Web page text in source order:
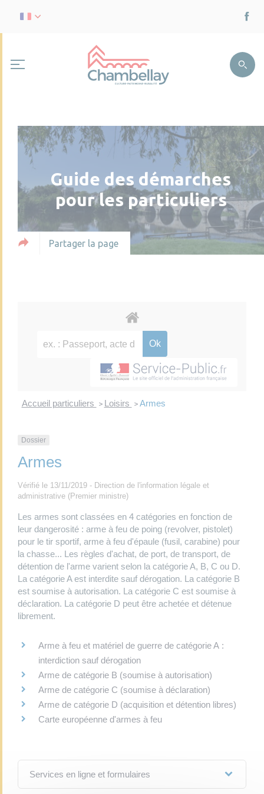
Guide des démarches
pour les particuliers
Partager la page
Accueil particuliers > Loisirs > Armes
Dossier
Armes
Vérifié le 13/11/2019 - Direction de l'information légale et
administrative (Premier ministre)
Les armes sont classées en 4 catégories en fonction de
leur dangerosité : arme à feu de poing (revolver, pistolet)
pour le tir sportif, arme à feu d'épaule (fusil, carabine) pour
la chasse... Les règles d'achat, de port, de transport, de
détention de l'arme varient selon la catégorie A, B, C ou D.
La catégorie A est interdite sauf dérogation. La catégorie B
est soumise à autorisation. La catégorie C est soumise à
déclaration. La catégorie D peut être achetée et détenue
librement.
Arme à feu et matériel de guerre de catégorie A :
interdiction sauf dérogation
Arme de catégorie B (soumise à autorisation)
Arme de catégorie C (soumise à déclaration)
Arme de catégorie D (acquisition et détention libres)
Carte européenne d'armes à feu
Services en ligne et formulaires